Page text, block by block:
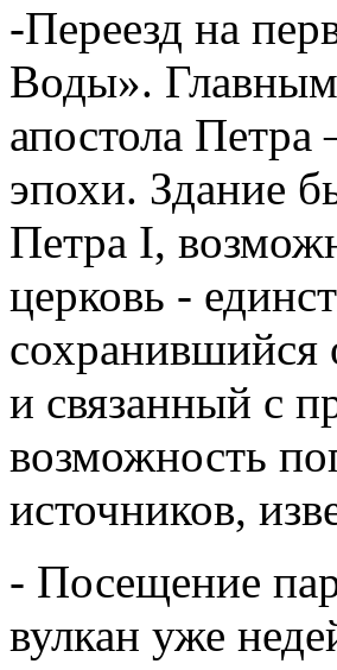
-Переезд на
Воды». Главным
апостола Петра
эпохи. Здание
Петра I,
церковь -
сохранившийся
и связанный с
возможность
источников,
- Посещение
вулкан уже